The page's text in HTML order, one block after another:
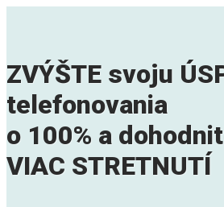
ZVÝŠTE svoju
telefonovania
o 100% a
VIAC STRETNUTÍ